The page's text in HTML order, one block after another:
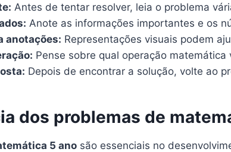
Antes de tentar resolver, leia o problema
Anote as informações importantes e os
anotações: Representações visuais podem
Pense sobre qual operação
Depois de encontrar a solução, volte ao
dos problemas de
5 ano são essenciais no